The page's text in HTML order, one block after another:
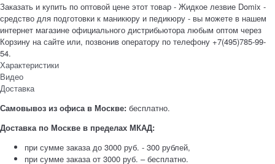
Заказать и купить по оптовой цене этот товар - Жидкое лезвие Domix -
средство для подготовки к маникюру и педикюру - вы можете в нашем
интернет магазине официального дистрибьютора любым оптом через
Корзину на сайте или, позвонив оператору по телефону +7(495)785-99-
54.
Характеристики
Видео
Доставка
Самовывоз из офиса в Москве: бесплатно.
Доставка по Москве в пределах МКАД:
при сумме заказа до 3000 руб. - 300 рублей,
при сумме заказа от 3000 руб. – бесплатно.